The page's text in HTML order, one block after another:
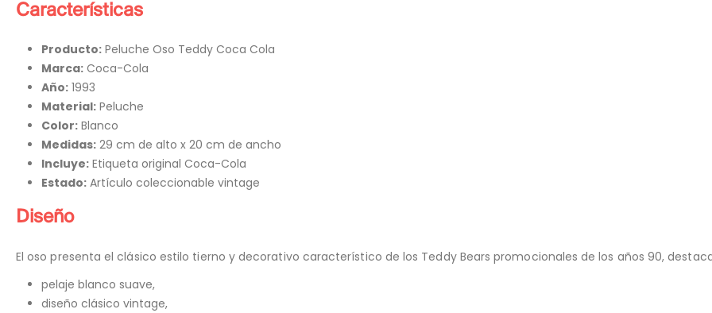
Características
Producto: Peluche Oso Teddy Coca Cola
Marca: Coca-Cola
Año: 1993
Material: Peluche
Color: Blanco
Medidas: 29 cm de alto x 20 cm de ancho
Incluye: Etiqueta original Coca-Cola
Estado: Artículo coleccionable vintage
Diseño
El oso presenta el clásico estilo tierno y decorativo característico de los Teddy Bears promocionales de los años 90,
pelaje blanco suave,
diseño clásico vintage,